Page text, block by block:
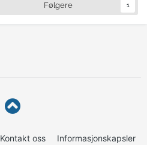
Følgere 1
Kontakt oss Informasjonskapsler